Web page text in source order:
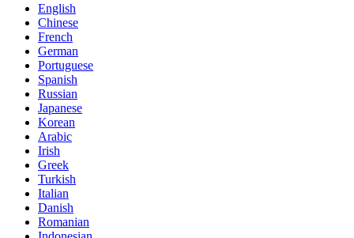
English
Chinese
French
German
Portuguese
Spanish
Russian
Japanese
Korean
Arabic
Irish
Greek
Turkish
Italian
Danish
Romanian